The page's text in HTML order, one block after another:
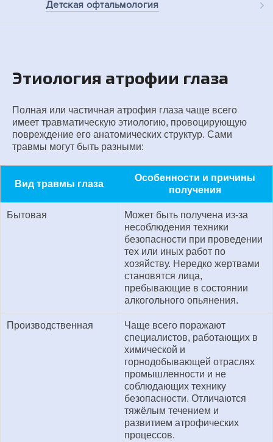
Детская офтальмология
Этиология атрофии глаза
Полная или частичная атрофия глаза чаще всего
имеет травматическую этиологию, провоцирующую
повреждение его анатомических структур. Сами
травмы могут быть разными:
Вид травмы глаза
Особенности и причины
получения
Бытовая
Может быть получена из-за
несоблюдения техники
безопасности при проведении
тех или иных работ по
хозяйству. Нередко жертвами
становятся лица,
пребывающие в состоянии
алкогольного опьянения.
Производственная
Чаще всего поражают
специалистов, работающих в
химической и
горнодобывающей отраслях
промышленности и не
соблюдающих технику
безопасности. Отличаются
тяжёлым течением и
развитием атрофических
процессов.